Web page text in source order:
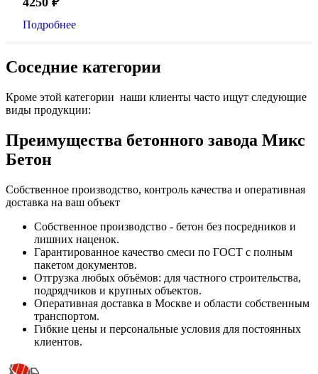
Подробнее
Соседние категории
Кроме этой категории наши клиенты часто ищут следующие
виды продукции:
Преимущества бетонного завода Микс
Бетон
Собственное производство, контроль качества и оперативная
доставка на ваш объект
Собственное производство - бетон без посредников и
лишних наценок.
Гарантированное качество смеси по ГОСТ с полным
пакетом документов.
Отгрузка любых объёмов: для частного строительства,
подрядчиков и крупных объектов.
Оперативная доставка в Москве и области собственным
транспортом.
Гибкие цены и персональные условия для постоянных
клиентов.